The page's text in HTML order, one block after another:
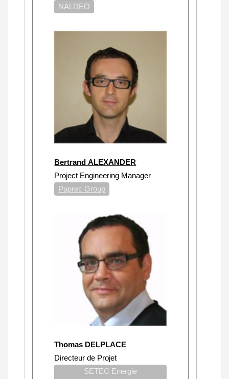
NALDEO
Bertrand ALEXANDER
Project Engineering Manager
Paprec Group
Thomas DELPLACE
Directeur de Projet
SETEC Energie